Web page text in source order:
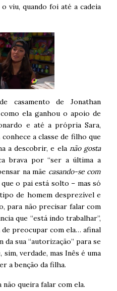
viu, quando foi até a cadeia
casamento de Jonathan
ela ganhou o apoio de
e até a própria Sara,
a classe de filho que
a descobrir, e ela não gosta
brava por “ser a última a
na mãe casando-se com
o pai está solto – mas só
de homem desprezível e
para não precisar falar com
que “está indo trabalhar”,
preocupar com ela… afinal
da sua “autorização” para se
verdade, mas Inês é uma
a benção da filha.
não queira falar com ela.